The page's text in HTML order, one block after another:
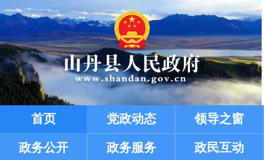
首页 党政动态 领导之窗
政务公开 政务服务 政民互动